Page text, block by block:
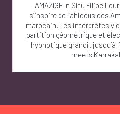
AMAZIGH In Situ Filipe
s’inspire de l’ahidous des
marocain. Les interprètes y
partition géométrique et
hypnotique grandit jusqu’à
meets